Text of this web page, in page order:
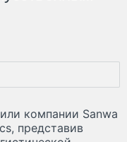
компании Sanwa
представив